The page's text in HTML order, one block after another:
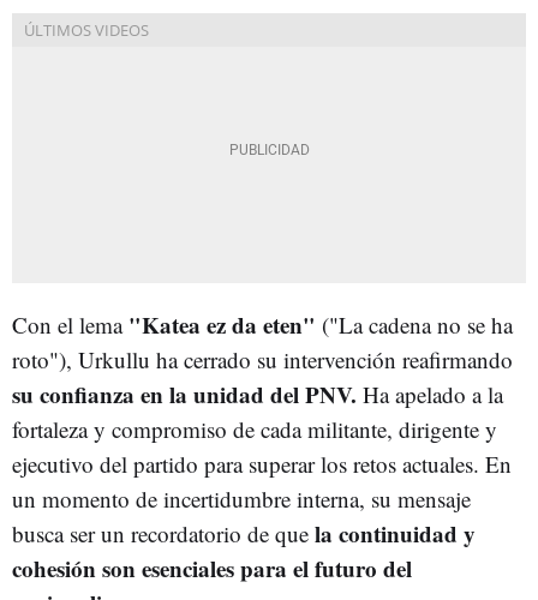
Con el lema "Katea ez da eten" ("La cadena no se ha
roto"), Urkullu ha cerrado su intervención reafirmando
su confianza en la unidad del PNV. Ha apelado a la
fortaleza y compromiso de cada militante, dirigente y
ejecutivo del partido para superar los retos actuales. En
un momento de incertidumbre interna, su mensaje
busca ser un recordatorio de que la continuidad y
cohesión son esenciales para el futuro del